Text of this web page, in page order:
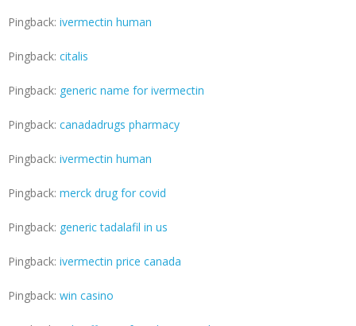
Pingback: ivermectin human
Pingback: citalis
Pingback: generic name for ivermectin
Pingback: canadadrugs pharmacy
Pingback: ivermectin human
Pingback: merck drug for covid
Pingback: generic tadalafil in us
Pingback: ivermectin price canada
Pingback: win casino